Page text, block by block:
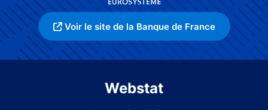
Voir le site de la Banque de France
Webstat